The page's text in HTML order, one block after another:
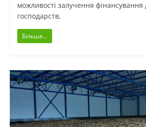
можливості залучення фінансування
господарств,
Більше...